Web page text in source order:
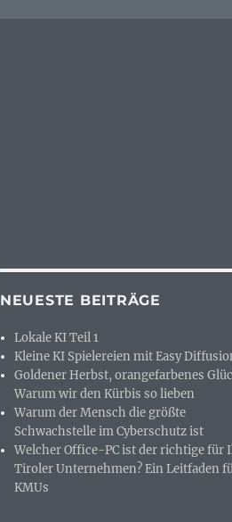
NEUESTE BEITRÄGE
Lokale KI Teil 1
Kleine KI Spielereien mit Easy
Goldener Herbst, orangefarbenes
Warum wir den Kürbis so lieben
Warum der Mensch die größte
Schwachstelle im Cyberschutz ist
Welcher Office-PC ist der richtige für
Tiroler Unternehmen? Ein Leitfaden
KMUs